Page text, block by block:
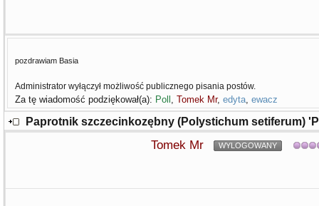
pozdrawiam Basia
Administrator wyłączył możliwość publicznego pisania postów.
Za tę wiadomość podziękował(a): Poll Tomek Mr, edyta ewacz
Paprotnik szczecinkozębny (Polystichum setiferum)
Tomek Mr WYLOGOWANY